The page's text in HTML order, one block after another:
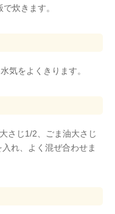
炊きます。
気をよくきります。
さじ1/2、ごま油大さじ
れ、よく混ぜ合わせま